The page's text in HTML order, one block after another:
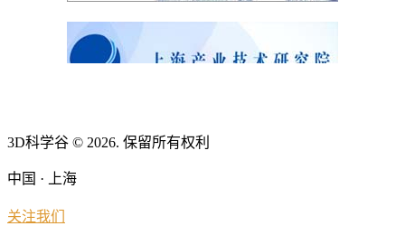
3D科学谷 © 2026. 保留所有权利
中国 · 上海
关注我们